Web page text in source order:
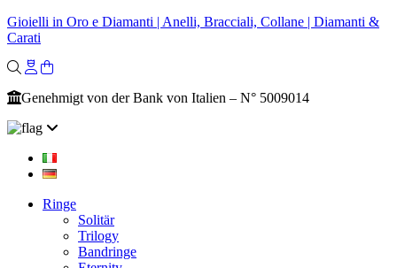
Gioielli in Oro e Diamanti | Anelli, Bracciali, Collane | Diamanti &
Carati
Genehmigt von der Bank von Italien – N° 5009014
Ringe
Solitär
Trilogy
Bandringe